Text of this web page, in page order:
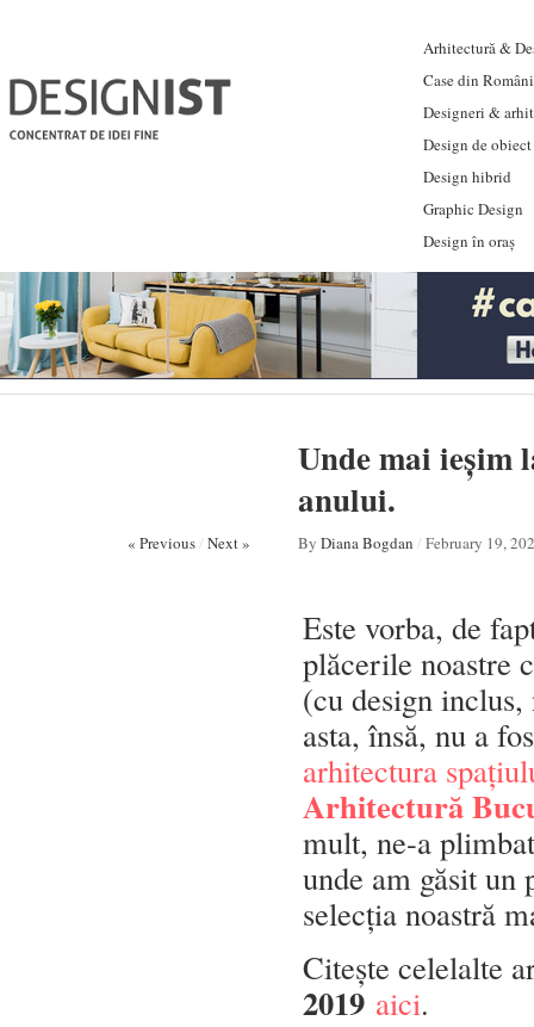
Arhitectură &
Case din
Designeri &
Design de obiect
Design hibrid
Graphic Design
Design în oraș
Unde mai ieșim
anului.
« Previous/ Next » By Diana Bogdan / February 19,
Este vorba, de
plăcerile noastre
(cu design
asta, însă, nu a
arhitectura
Arhitectură
mult, ne-a
unde am găsit un
selecția noastră
Citește celelalte
2019 aici.